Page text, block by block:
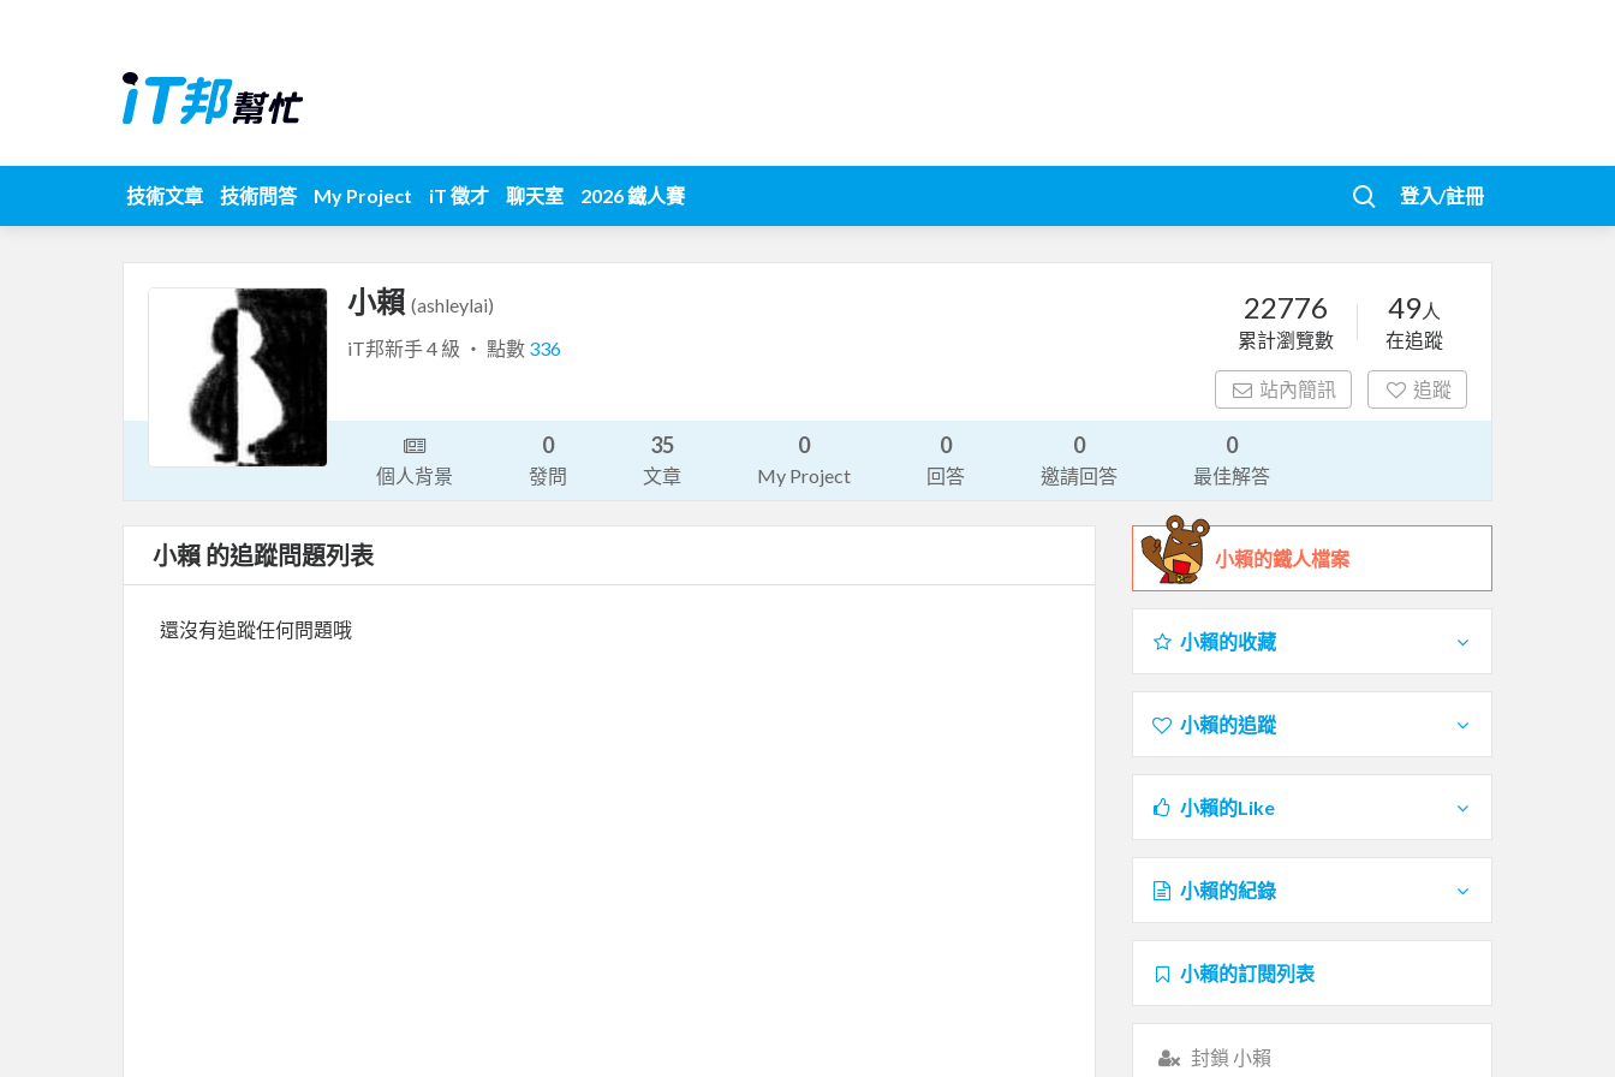
技術文章 技術問答 My Project iT 徵才 聊天室 2026 鐵人賽 登入/註冊
小賴 (ashleylai)
iT邦新手 4 級 ‧ 點數 336
22776
累計瀏覽數
49人
在追蹤
站內簡訊 追蹤
個人背景
0
發問
35
文章
0
My Project
0
回答
0
邀請回答
0
最佳解答
小賴 的追蹤問題列表
還沒有追蹤任何問題哦
小賴的鐵人檔案
小賴的收藏
小賴的追蹤
小賴的Like
小賴的紀錄
小賴的訂閱列表
封鎖 小賴